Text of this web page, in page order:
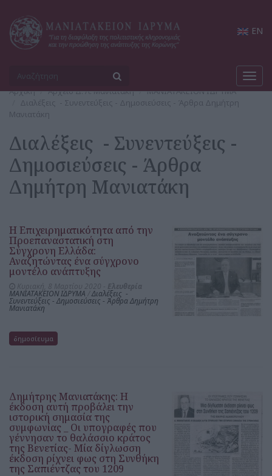
EN
Αρχική Αρχείο Δ. Λ. Μανιατάκη
ΜΑΝΙΑΤΑΚΕΙΟΝ ΙΔΡΥΜΑ
Διαλέξεις - Συνεντεύξεις - Δημοσιεύσεις - Άρθρα Δημήτρη
Μανιατάκη
Διαλέξεις - Συνεντεύξεις -
Δημοσιεύσεις - Άρθρα
Δημήτρη Μανιατάκη
Η Επιχειρηματικότητα από την
Προεπαναστατική στη
Σύγχρονη Ελλάδα:
Αναζητώντας ένα σύγχρονο
μοντέλο ανάπτυξης
ΜΑΝΙΑΤΑΚΕΙΟΝ ΙΔΡΥΜΑ Διαλέξεις -
Συνεντεύξεις - Δημοσιεύσεις - Άρθρα Δημήτρη
Μανιατάκη
δημοσίευμα
Δημήτρης Μανιατάκης: Η
έκδοση αυτή προβάλει την
ιστορική σημασία της
συμφωνίας _ Οι υπογραφές που
γέννησαν το θαλάσσιο κράτος
της Βενετίας- Μία δίγλωσση
έκδοση ρίχνει φως στη Συνθήκη
της Σαπιέντζας του 1209